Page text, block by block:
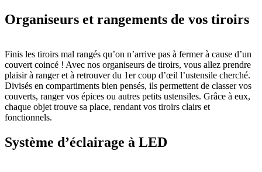
Organiseurs et rangements de vos tiroirs
Finis les tiroirs mal rangés qu’on n’arrive pas à fermer à cause d’un
couvert coincé ! Avec nos organiseurs de tiroirs, vous allez prendre
plaisir à ranger et à retrouver du 1er coup d’œil l’ustensile cherché.
Divisés en compartiments bien pensés, ils permettent de classer vos
couverts, ranger vos épices ou autres petits ustensiles. Grâce à eux,
chaque objet trouve sa place, rendant vos tiroirs clairs et
fonctionnels.
Système d’éclairage à LED